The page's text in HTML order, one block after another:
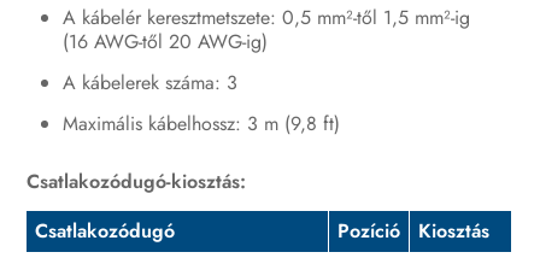
A kábelér keresztmetszete: 0,5 mm²-től 1,5 mm²-ig
(16 AWG-től 20 AWG-ig)
A kábelerek száma: 3
Maximális kábelhossz: 3 m (9,8 ft)
Csatlakozódugó-kiosztás:
Csatlakozódugó
Pozíció
Kiosztás